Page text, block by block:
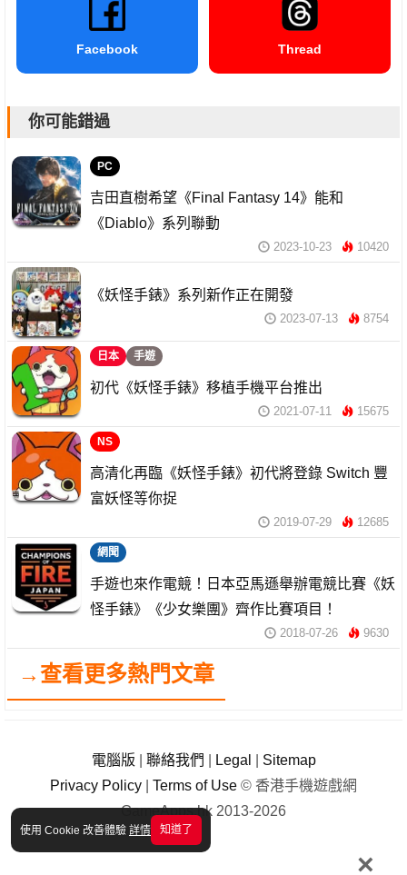
使用 Cookie 改善體驗 詳情 知道了
×
Facebook Thread
你可能錯過
PC
吉田直樹希望《Final Fantasy 14》能和
《Diablo》系列聯動
2023-10-23 10420
《妖怪手錶》系列新作正在開發
2023-07-13 8754
日本 手遊
初代《妖怪手錶》移植手機平台推出
2021-07-11 15675
NS
高清化再臨《妖怪手錶》初代將登錄 Switch 豐
富妖怪等你捉
2019-07-29 12685
網聞
手遊也來作電競！日本亞馬遜舉辦電競比賽《妖
怪手錶》《少女樂團》齊作比賽項目！
2018-07-26 9630
→查看更多熱門文章
電腦版 聯絡我們 Legal
Sitemap
Privacy Policy
Terms of Use © 香港手機遊戲網
GameApps.hk 2013-2026